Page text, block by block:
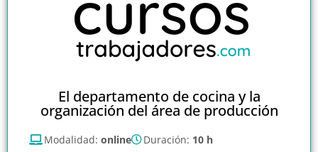
El departamento de cocina y la
organización del área de producción
Modalidad: online Duración: 10 h